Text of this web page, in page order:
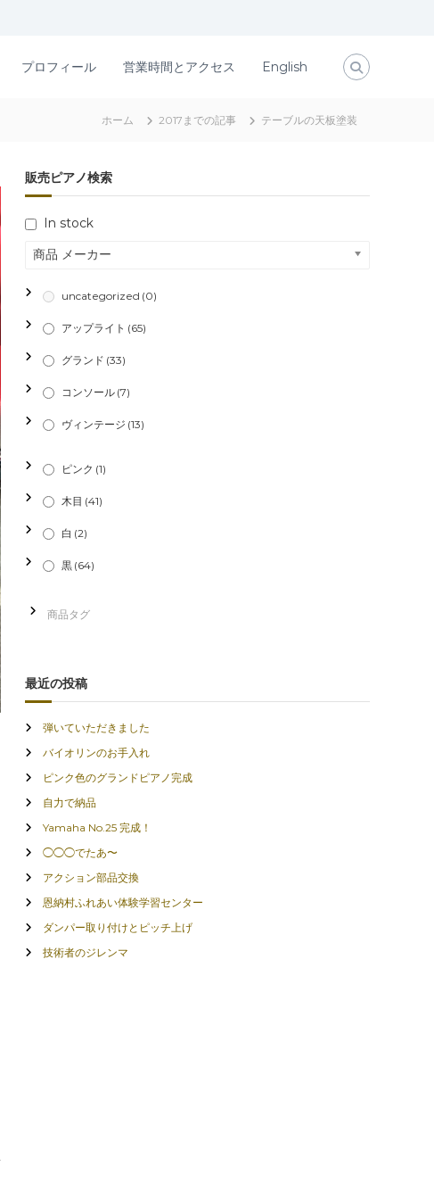
プロフィール 営業時間とアクセス English
ホーム 2017までの記事 テーブルの天板塗装
販売ピアノ検索
In stock
商品 メーカー
uncategorized (0)
アップライト (65)
グランド (33)
コンソール (7)
ヴィンテージ (13)
ピンク (1)
木目 (41)
白 (2)
黒 (64)
最近の投稿
弾いていただきました
バイオリンのお手入れ
ピンク色のグランドピアノ完成
自力で納品
Yamaha No.25 完成！
◯◯◯でたあ〜
アクション部品交換
恩納村ふれあい体験学習センター
ダンパー取り付けとピッチ上げ
技術者のジレンマ